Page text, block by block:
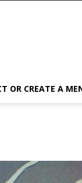
OR CREATE A